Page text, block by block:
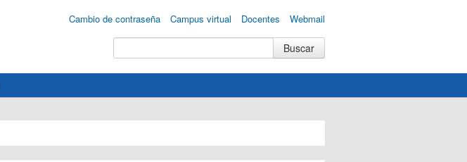
Cambio de contraseña Campus virtual Docentes Webmail